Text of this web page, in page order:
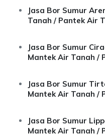
Jasa Bor Sumur
Tanah / Pantek Air
Jasa Bor Sumur
Mantek Air Tanah /
Jasa Bor Sumur
Mantek Air Tanah /
Jasa Bor Sumur
Mantek Air Tanah /